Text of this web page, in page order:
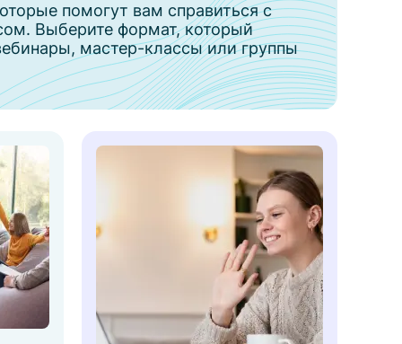
помогут вам справиться с
Выберите формат, который
мастер-классы или группы